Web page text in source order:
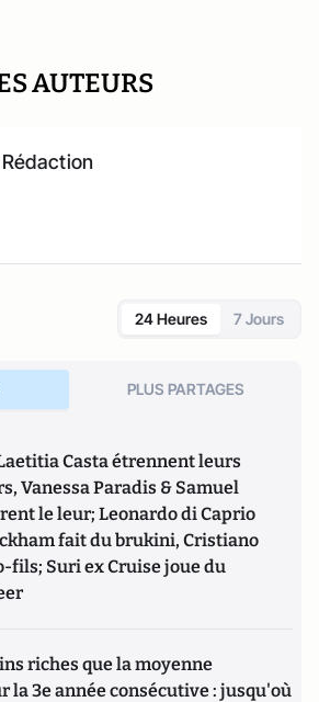
AUTEURS
24 Heures 7 Jours
PLUS PARTAGES
Casta étrennent leurs
Vanessa Paradis & Samuel
le leur; Leonardo di Caprio
fait du brukini, Cristiano
fils; Suri ex Cruise joue du
riches que la moyenne
la 3e année consécutive : jusqu'où